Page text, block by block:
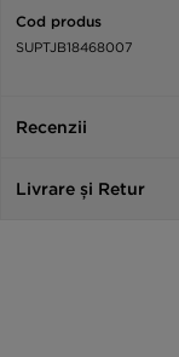
Cod produs
SUPTJB18468007
Recenzii
Livrare și Retur